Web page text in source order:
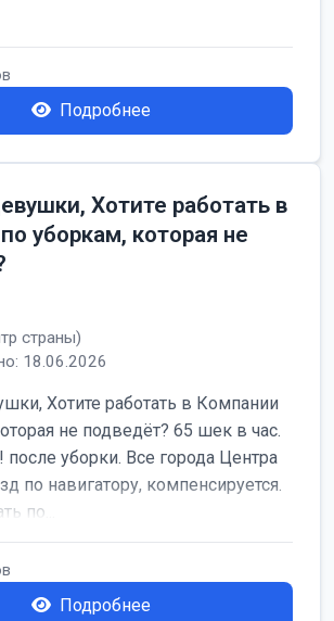
Подробнее
Хотите работать в
уборкам, которая не
страны)
18.06.2026
Хотите работать в Компании
не подведёт? 65 шек в час.
после уборки. Все города Центра
по навигатору, компенсируется.
по...
Подробнее